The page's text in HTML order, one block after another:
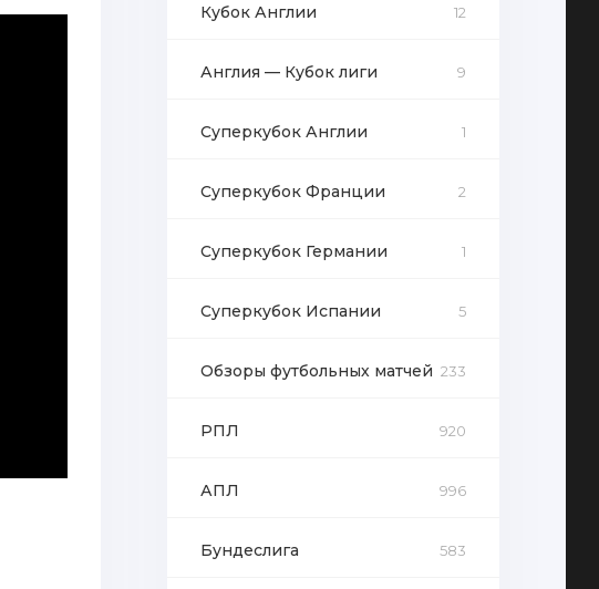
Кубок Англии 12
Англия — Кубок лиги 9
Суперкубок Англии 1
Суперкубок Франции 2
Суперкубок Германии 1
Суперкубок Испании 5
Обзоры футбольных матчей 233
РПЛ 920
АПЛ 996
Бундеслига 583